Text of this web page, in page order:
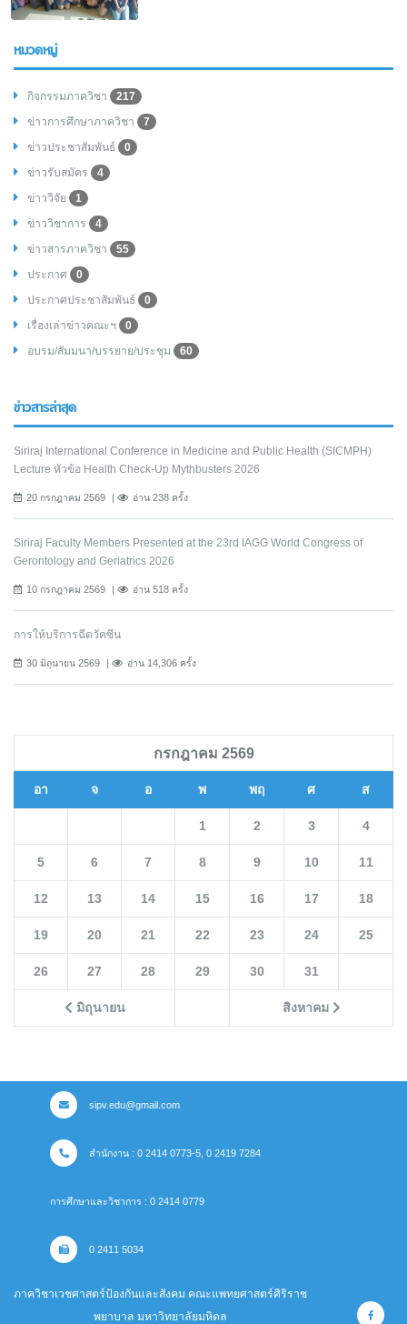
หมวดหมู่
กิจกรรมภาควิชา
217
ข่าวการศึกษาภาควิชา
7
ข่าวประชาสัมพันธ์
0
ข่าวรับสมัคร
4
ข่าววิจัย
1
ข่าววิชาการ
4
ข่าวสารภาควิชา
55
ประกาศ
0
ประกาศประชาสัมพันธ์
0
เรื่องเล่าข่าวคณะฯ
0
อบรม/สัมมนา/บรรยาย/ประชุม
60
ข่าวสารล่าสุด
Siriraj International Conference in Medicine and Public Health (SICMPH)
Lecture หัวข้อ Health Check-Up Mythbusters 2026
20 กรกฎาคม 2569 อ่าน 238 ครั้ง
Siriraj Faculty Members Presented at the 23rd IAGG World Congress of
Gerontology and Geriatrics 2026
10 กรกฎาคม 2569 อ่าน 518 ครั้ง
การให้บริการฉีดวัคซีน
30 มิถุนายน 2569 อ่าน 14,306 ครั้ง
กรกฎาคม 2569
อา จ อ พ พฤ ศ ส
มิถุนายน สิงหาคม
1 2 3 4
5 6 7 8 9 10 11
12 13 14 15 16 17 18
19 20 21 22 23 24 25
26 27 28 29 30 31
sipv.edu@gmail.com
สำนักงาน : 0 2414 0773-5, 0 2419 7284
การศึกษาและวิชาการ : 0 2414 0779
0 2411 5034
ภาควิชาเวชศาสตร์ป้องกันและสังคม คณะแพทยศาสตร์ศิริราช
พยาบาล มหาวิทยาลัยมหิดล